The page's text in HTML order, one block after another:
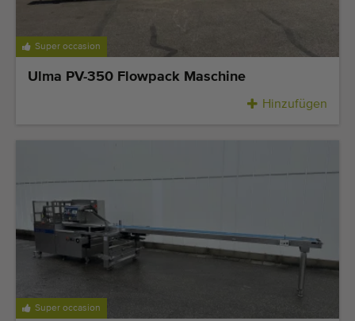
Automaten
FAQ
Kontakt
Blog
Qualitätsgeräte
Super occasion
Ulma PV-350 Flowpack Maschine
Hinzufügen
Super occasion